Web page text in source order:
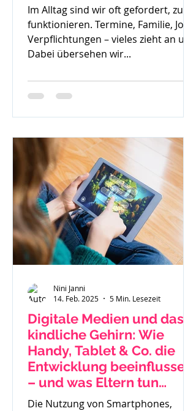
Im Alltag sind wir oft gefordert, zu
funktionieren. Termine, Familie, Job,
Verpflichtungen – vieles zieht an uns.
Dabei übersehen wir...
Digitale Medien und das
kindliche Gehirn: Wie
Handy, Tablet & Co. die
Entwicklung beeinflussen
– und was Eltern tun
können
Die Nutzung von Smartphones,
Nini Janni
14. Feb. 2025
5 Min. Lesezeit